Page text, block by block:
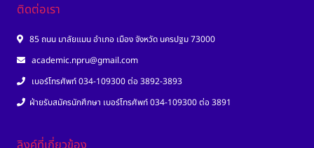
ติดต่อเรา
85 ถนน มาลัยแมน อำเภอ เมือง จังหวัด นครปฐม 73000
academic.npru@gmail.com
เบอร์โทรศัพท์ 034-109300 ต่อ 3892-3893
ฝ่ายรับสมัครนักศึกษา เบอร์โทรศัพท์ 034-109300 ต่อ 3891